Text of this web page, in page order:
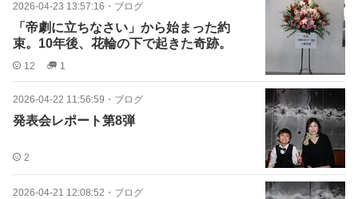
2026-04-23 13:57:16 ・ ブログ
「帝劇に立ちなさい」から始まった約
束。10年後、花輪の下で起きた奇跡。
12 1
2026-04-22 11:56:59 ・ ブログ
発表会レポート第8弾
2
2026-04-21 12:08:52 ・ ブログ